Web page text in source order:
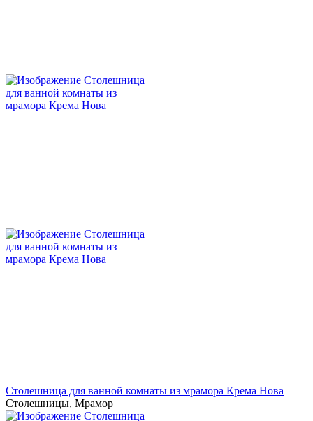
Столешница для ванной комнаты из мрамора Крема Нова
Столешницы, Мрамор